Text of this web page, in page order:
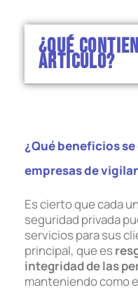
¿Qué
artículo?
¿Qué beneficios
empresas de
Es cierto que cada
seguridad privada
servicios para sus
principal, que es
integridad de las
manteniendo como